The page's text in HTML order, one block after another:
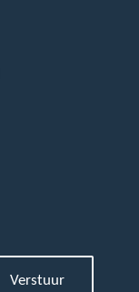
Verstuur